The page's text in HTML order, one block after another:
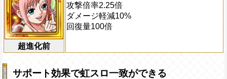
超進化前
攻撃倍率2.25倍
ダメージ軽減10%
回復量100倍
サポート効果で虹スロ一致ができる